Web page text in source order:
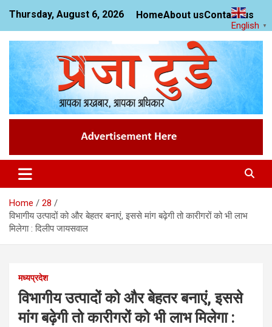
content
Thursday, August 6, 2026 HomeAbout usContact us
Praja Today
News Website
Home
28
विभागीय उत्पादों को और बेहतर बनाएं, इससे मांग बढ़ेगी तो कारीगरों को भी लाभ
मिलेगा : दिलीप जायसवाल
मध्यप्रदेश
विभागीय उत्पादों को और बेहतर बनाएं, इससे
मांग बढ़ेगी तो कारीगरों को भी लाभ मिलेगा :
English ▼